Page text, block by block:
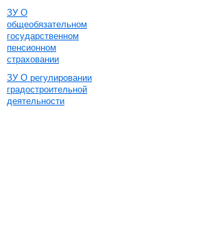
ЗУ О
общеобязательном
государственном
пенсионном
страховании
ЗУ О регулировании
градостроительной
деятельности